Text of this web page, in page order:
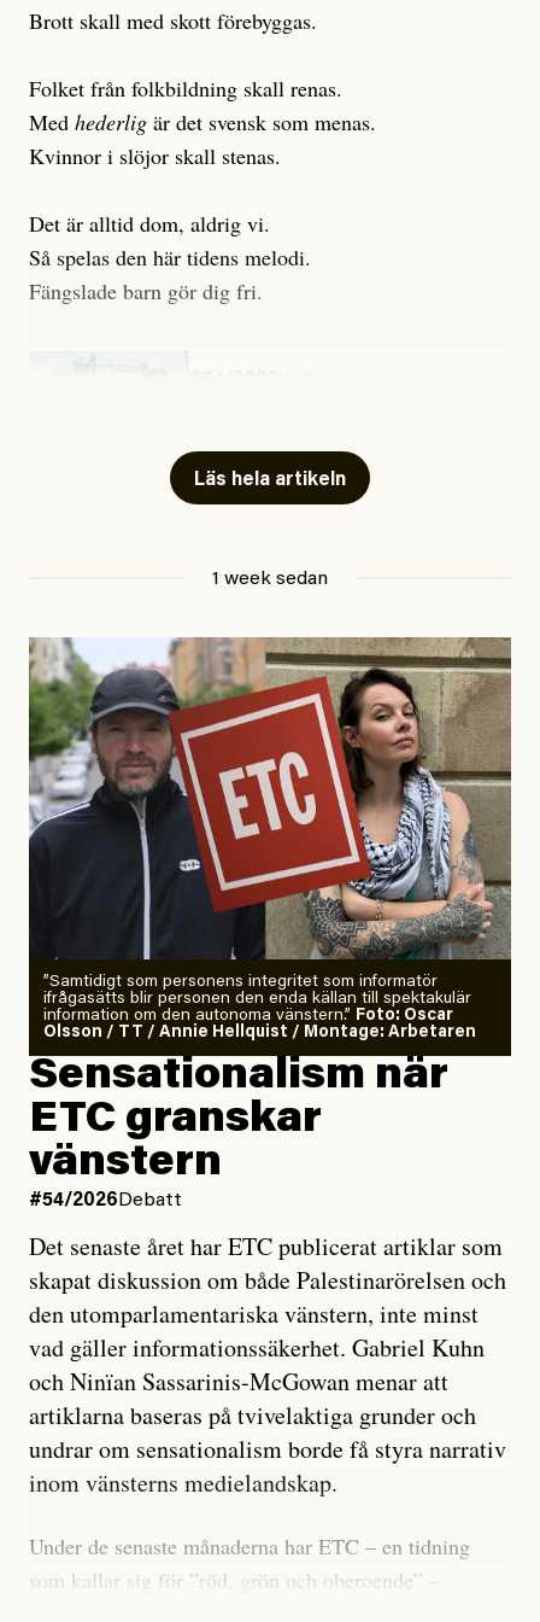
Brott skall med skott förebyggas.
Folket från folkbildning skall renas.
Med hederlig är det svensk som menas.
Kvinnor i slöjor skall stenas.
Det är alltid dom, aldrig vi.
Så spelas den här tidens melodi.
Fängslade barn gör dig fri.
Läs hela artikeln
1 week sedan
”Samtidigt som personens integritet som informatör
ifrågasätts blir personen den enda källan till spektakulär
information om den autonoma vänstern.” Foto: Oscar
Olsson / TT / Annie Hellquist / Montage: Arbetaren
Sensationalism när
ETC granskar
vänstern
#54/2026 Debatt
Det senaste året har ETC publicerat artiklar som
skapat diskussion om både Palestinarörelsen och
den utomparlamentariska vänstern, inte minst
vad gäller informationssäkerhet. Gabriel Kuhn
och Ninïan Sassarinis-McGowan menar att
artiklarna baseras på tvivelaktiga grunder och
undrar om sensationalism borde få styra narrativ
inom vänsterns medielandskap.
Under de senaste månaderna har ETC – en tidning
som kallar sig för ”röd, grön och oberoende” –